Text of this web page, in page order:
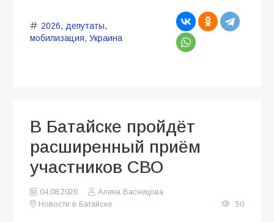
2026, депутаты,
мобилизация, Украина
В Батайске пройдёт
расширенный приём
участников СВО
04.08.2026
Алена Васнецова
Новости в Батайске
50